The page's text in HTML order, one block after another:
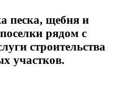
песка, щебня и
рядом с
строительства
участков.